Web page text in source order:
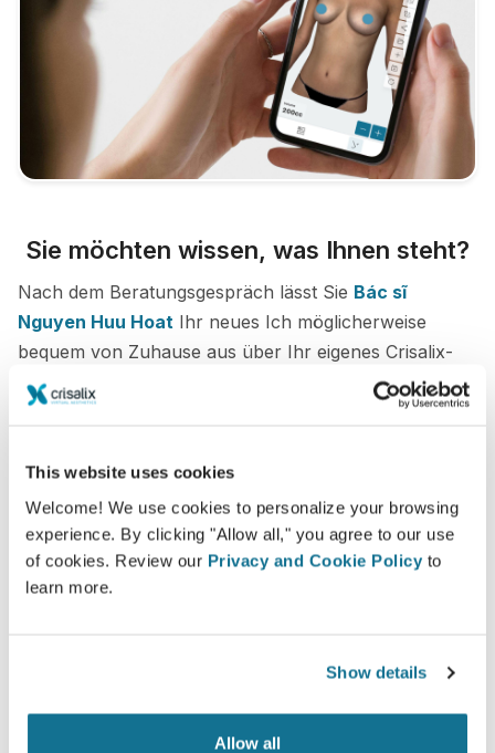
This website uses cookies
Welcome! We use cookies to personalize your browsing
experience. By clicking "Allow all," you agree to our use
of cookies. Review our Privacy and Cookie Policy to
learn more.
Show details
Allow all
Sie möchten wissen, was Ihnen steht?
Nach dem Beratungsgespräch lässt Sie Bác sĩ
Nguyen Huu Hoat Ihr neues Ich möglicherweise
bequem von Zuhause aus über Ihr eigenes Crisalix-
Konto begutachten. So können Sie Freunde und
Familie an Ihrem potentiellen neuen Erscheinungsbild
Lernen Sie Ihr neues Ich kennen!
Einfach und sicher
Privatsphäre zu jeder Zeit zu schützen. Unsere